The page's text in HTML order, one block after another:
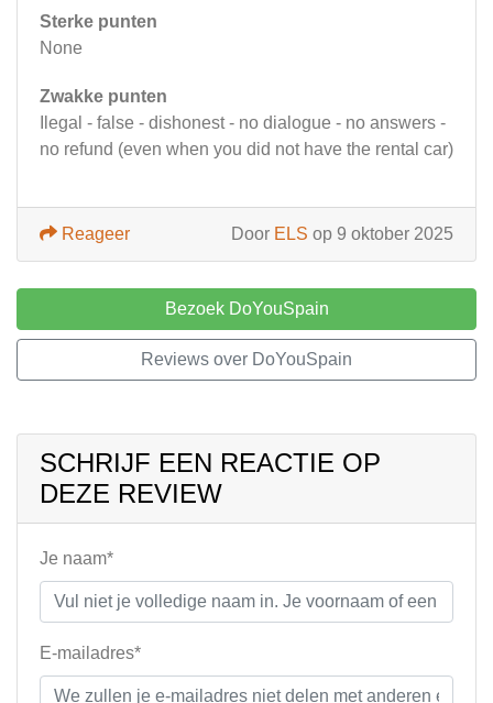
Sterke punten
None
Zwakke punten
Ilegal - false - dishonest - no dialogue - no answers -
no refund (even when you did not have the rental car)
Door ELS op 9 oktober 2025
Reageer
Bezoek DoYouSpain
Reviews over DoYouSpain
SCHRIJF EEN REACTIE OP
DEZE REVIEW
Je naam*
E-mailadres*